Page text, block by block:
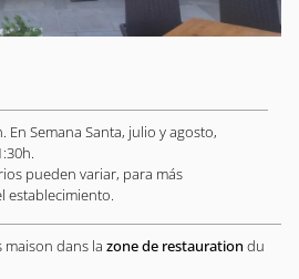
En Semana Santa, julio y agosto,
pueden variar, para más
establecimiento.
maison dans la zone de restauration du